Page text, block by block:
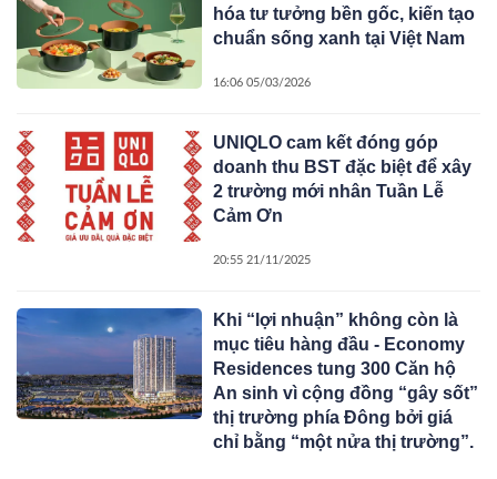
hóa tư tưởng bền gốc, kiến tạo
chuẩn sống xanh tại Việt Nam
16:06 05/03/2026
UNIQLO cam kết đóng góp
doanh thu BST đặc biệt để xây
2 trường mới nhân Tuần Lễ
Cảm Ơn
20:55 21/11/2025
Khi “lợi nhuận” không còn là
mục tiêu hàng đầu - Economy
Residences tung 300 Căn hộ
An sinh vì cộng đồng “gây sốt”
thị trường phía Đông bởi giá
chỉ bằng “một nửa thị trường”.